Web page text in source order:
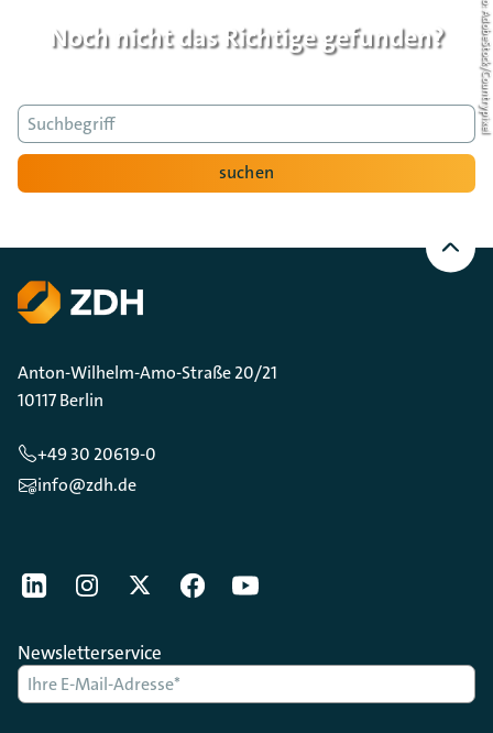
Noch nicht das Richtige gefunden?
Suche
suchen
Foto: AdobeStock/Countrypixel
oben
Scrollen
Anton-Wilhelm-Amo-Straße 20/21
10117 Berlin
+49 30 20619-0
info@zdh.de
[Der ZDH in den Sozialen Netzwerken]
LinkedIninstagramTwitterFacebookYoutube
Newsletterservice